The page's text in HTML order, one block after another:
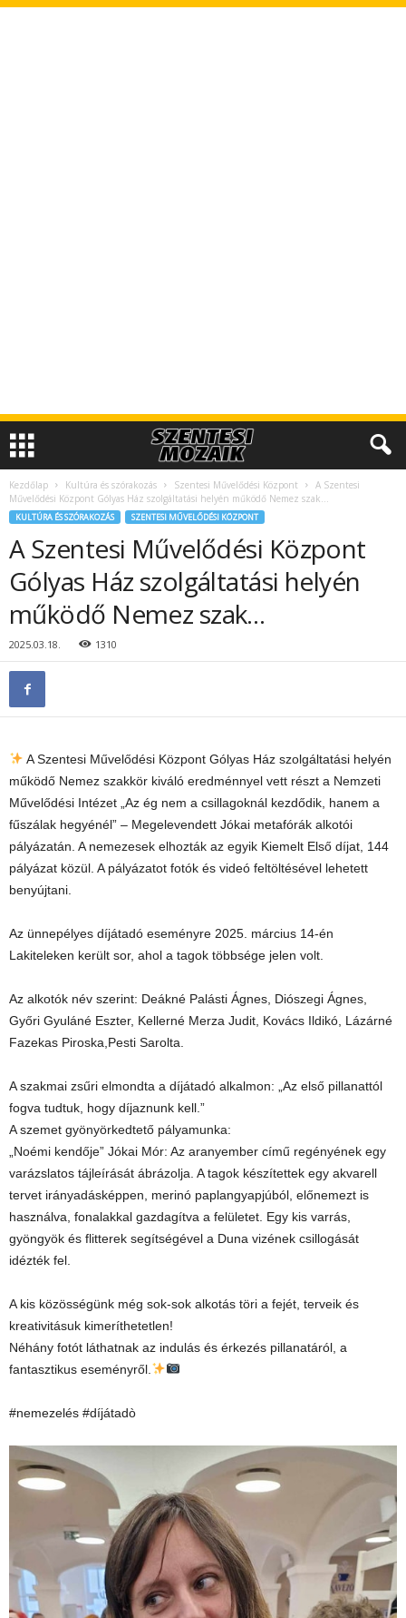
Kezdőlap Kultúra és szórakozás Szentesi Művelődési Központ
A Szentesi
Művelődési Központ Gólyas Ház szolgáltatási helyén működő Nemez szak…
KULTÚRA ÉS SZÓRAKOZÁS SZENTESI MŰVELŐDÉSI KÖZPONT
A Szentesi Művelődési Központ
Gólyas Ház szolgáltatási helyén
működő Nemez szak…
2025.03.18. 1310
A Szentesi Művelődési Központ Gólyas Ház szolgáltatási helyén
működő Nemez szakkör kiváló eredménnyel vett részt a Nemzeti
Művelődési Intézet „Az ég nem a csillagoknál kezdődik, hanem a
fűszálak hegyénél” – Megelevendett Jókai metafórák alkotói
pályázatán. A nemezesek elhozták az egyik Kiemelt Első díjat, 144
pályázat közül. A pályázatot fotók és videó feltöltésével lehetett
benyújtani.
Az ünnepélyes díjátadó eseményre 2025. március 14-én
Lakiteleken került sor, ahol a tagok többsége jelen volt.
Az alkotók név szerint: Deákné Palásti Ágnes, Diószegi Ágnes,
Győri Gyuláné Eszter, Kellerné Merza Judit, Kovács Ildikó, Lázárné
Fazekas Piroska,Pesti Sarolta.
A szakmai zsűri elmondta a díjátadó alkalmon: „Az első pillanattól
fogva tudtuk, hogy díjaznunk kell.”
A szemet gyönyörkedtető pályamunka:
„Noémi kendője” Jókai Mór: Az aranyember című regényének egy
varázslatos tájleírását ábrázolja. A tagok készítettek egy akvarell
tervet irányadásképpen, merinó paplangyapjúból, előnemezt is
használva, fonalakkal gazdagítva a felületet. Egy kis varrás,
gyöngyök és flitterek segítségével a Duna vizének csillogását
idézték fel.
A kis közösségünk még sok-sok alkotás töri a fejét, terveik és
kreativitásuk kimeríthetetlen!
Néhány fotót láthatnak az indulás és érkezés pillanatáról, a
fantasztikus eseményről.
#nemezelés #díjátadò